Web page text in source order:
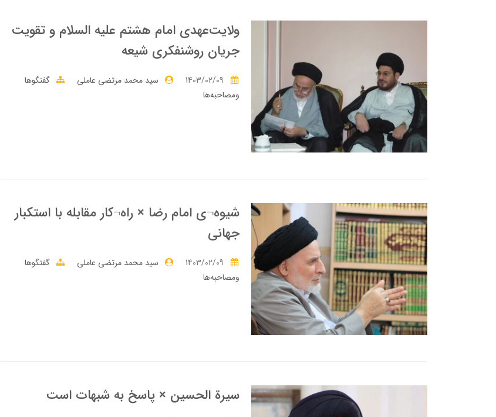
ولايت‌عهدى امام هشتم عليه السلام و تقويت
جريان روشنفكرى شيعه
سید محمد مرتضی عاملی
گفتگوها
ومصاحبه‌ها
شيوه¬ى امام رضا × راه¬کار مقابله با استکبار
جهانى
سید محمد مرتضی عاملی
گفتگوها
ومصاحبه‌ها
سيرة الحسين × پاسخ به شبهات است